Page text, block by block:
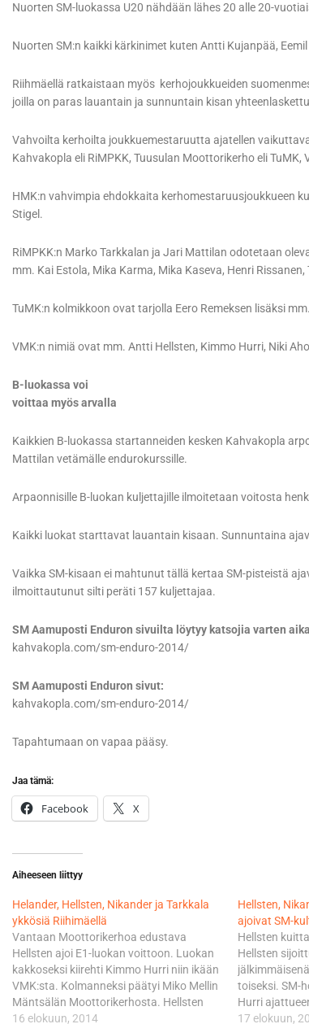
Nuorten SM-luokassa U20 nähdään lähes 20 alle 20-
Nuorten SM:n kaikki kärkinimet kuten Antti Kujanpää,
Riihmäellä ratkaistaan myös kerhojoukkueiden
joilla on paras lauantain ja sunnuntain kisan
Vahvoilta kerhoilta joukkuemestaruutta ajatellen
Kahvakopla eli RiMPKK, Tuusulan Moottorikerho eli
HMK:n vahvimpia ehdokkaita kerhomestaruusjoukkueen
Stigel.
RiMPKK:n Marko Tarkkalan ja Jari Mattilan odotetaan
mm. Kai Estola, Mika Karma, Mika Kaseva, Henri Rissanen,
TuMK:n kolmikkoon ovat tarjolla Eero Remeksen lisäksi
VMK:n nimiä ovat mm. Antti Hellsten, Kimmo Hurri, Niki
B-luokassa voi
voittaa myös arvalla
Kaikkien B-luokassa startanneiden kesken Kahvakopla
Mattilan vetämälle endurokurssille.
Arpaonnisille B-luokan kuljettajille ilmoitetaan voitosta
Kaikki luokat starttavat lauantain kisaan. Sunnuntaina
Vaikka SM-kisaan ei mahtunut tällä kertaa SM-pisteistä
ilmoittautunut silti peräti 157 kuljettajaa.
SM Aamuposti Enduron sivuilta löytyy katsojia varten
kahvakopla.com/sm-enduro-2014/
SM Aamuposti Enduron sivut:
kahvakopla.com/sm-enduro-2014/
Tapahtumaan on vapaa pääsy.
Jaa tämä:
Facebook X
Aiheeseen liittyy
Helander, Hellsten, Nikander ja Tarkkala
ykkösiä Riihimäellä
Vantaan Moottorikerhoa edustava
Hellsten ajoi E1-luokan voittoon. Luokan
kakkoseksi kiirehti Kimmo Hurri niin ikään
VMK:sta. Kolmanneksi päätyi Miko Mellin
Mäntsälän Moottorikerhosta. Hellsten
lähtee E1-luokan pistejohdossa SM-
16 elokuun, 2014
Hellsten,
ajoivat SM-
Hellsten
Hellsten
toiseksi. SM-
Hurri
Pronssia
17 elokuun,